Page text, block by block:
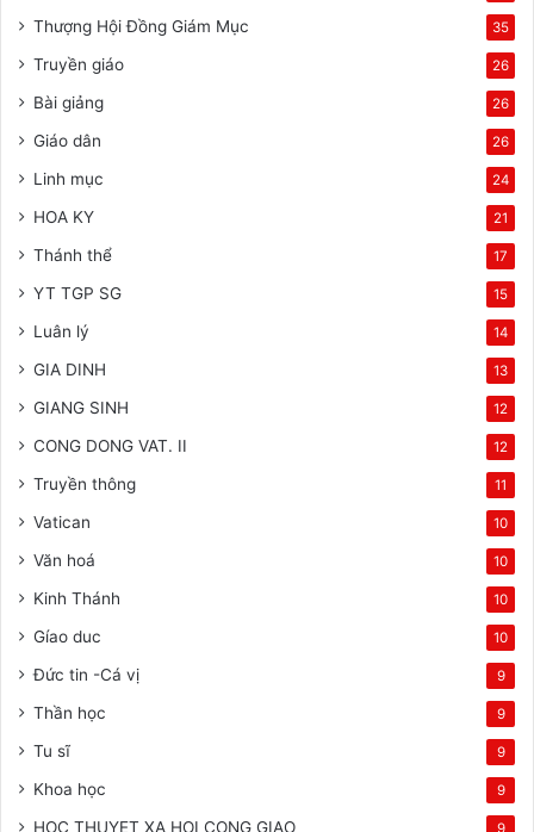
Thượng Hội Đồng Giám Mục 35
Truyền giáo 26
Bài giảng 26
Giáo dân 26
Linh mục 24
HOA KY 21
Thánh thể 17
YT TGP SG 15
Luân lý 14
GIA DINH 13
GIANG SINH 12
CONG DONG VAT. II 12
Truyền thông 11
Vatican 10
Văn hoá 10
Kinh Thánh 10
Gíao duc 10
Đức tin -Cá vị 9
Thần học 9
Tu sĩ 9
Khoa học 9
HOC THUYET XA HOI CONG GIAO 9